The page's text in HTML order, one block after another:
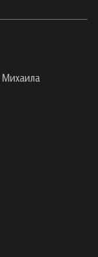
Михаила